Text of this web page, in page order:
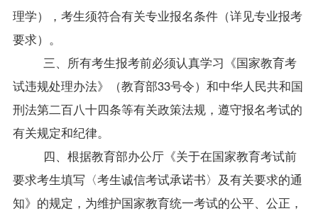
理学），考生须符合有关专业报名条件（详见专业报考
要求）。
三、所有考生报考前必须认真学习《国家教育考
试违规处理办法》（教育部33号令）和中华人民共和国
刑法第二百八十四条等有关政策法规，遵守报名考试的
有关规定和纪律。
四、根据教育部办公厅《关于在国家教育考试前
要求考生填写〈考生诚信考试承诺书〉及有关要求的通
知》的规定，为维护国家教育统一考试的公平、公正，